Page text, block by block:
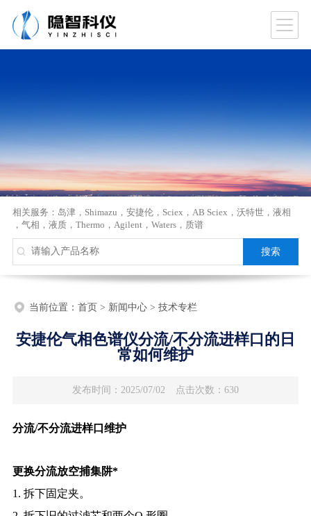
相关服务： 岛津， Shimazu ， 安捷伦， Sciex ， AB Sciex ， 沃特世， 液相
， 气相 ， 液质， Thermo ， Agilent ， Waters， 质谱
当前位置： 首页> 新闻中心> 技术专栏
安捷伦气相色谱仪分流/不分流进样口的日
常如何维护
发布时间：2025/07/02 点击次数：630
分流/不分流进样口维护
更换分流放空捕集阱*
1. 拆下固定夹。